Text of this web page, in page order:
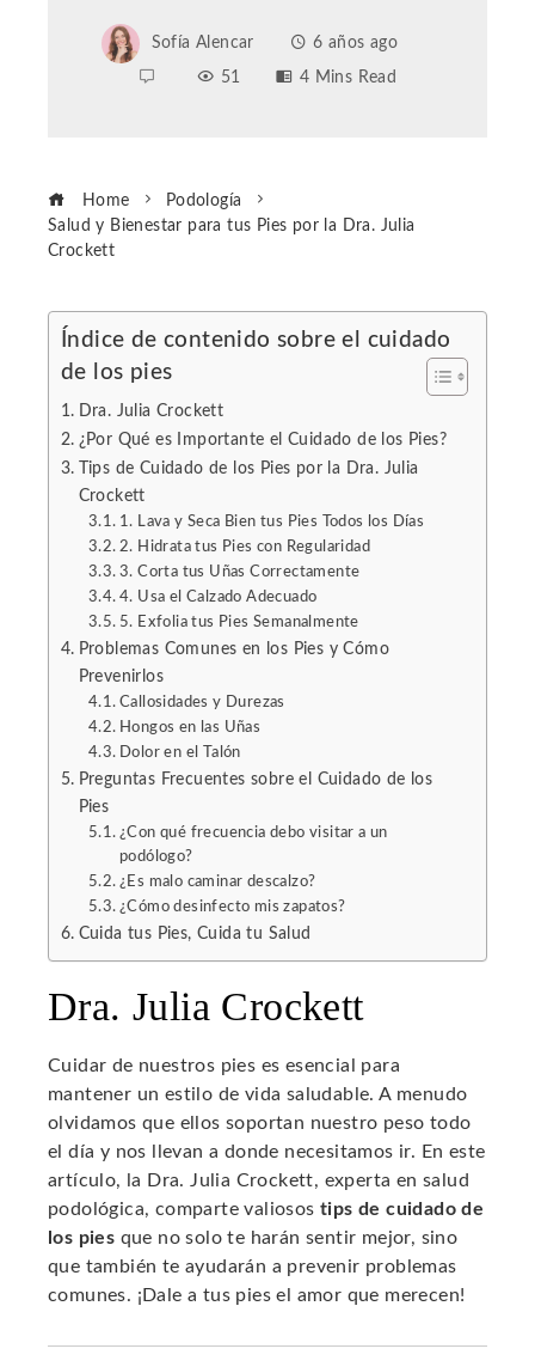
Sofía Alencar
6 años ago
51
4 Mins Read
Home
Podología
Salud y Bienestar para tus Pies por la Dra. Julia
Crockett
Índice de contenido sobre el cuidado
de los pies
Dra. Julia Crockett
¿Por Qué es Importante el Cuidado de los Pies?
Tips de Cuidado de los Pies por la Dra. Julia
Crockett
1. Lava y Seca Bien tus Pies Todos los Días
2. Hidrata tus Pies con Regularidad
3. Corta tus Uñas Correctamente
4. Usa el Calzado Adecuado
5. Exfolia tus Pies Semanalmente
Problemas Comunes en los Pies y Cómo
Prevenirlos
Callosidades y Durezas
Hongos en las Uñas
Dolor en el Talón
Preguntas Frecuentes sobre el Cuidado de los
Pies
¿Con qué frecuencia debo visitar a un
podólogo?
¿Es malo caminar descalzo?
¿Cómo desinfecto mis zapatos?
Cuida tus Pies, Cuida tu Salud
Dra. Julia Crockett
Cuidar de nuestros pies es esencial para
mantener un estilo de vida saludable. A menudo
olvidamos que ellos soportan nuestro peso todo
el día y nos llevan a donde necesitamos ir. En este
artículo, la Dra. Julia Crockett, experta en salud
podológica, comparte valiosos tips de cuidado de
los pies que no solo te harán sentir mejor, sino
que también te ayudarán a prevenir problemas
comunes. ¡Dale a tus pies el amor que merecen!